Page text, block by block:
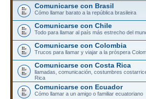
Comunicarse con Brasil
Cómo llamar barato a la república brasileira
Comunicarse con Chile
Todo para llamar al país más estrecho del
Comunicarse con Colombia
Trucos para llamar y viajar a la próspera
Comunicarse con Costa Rica
llamadas, comunicación, costumbres
Rica
Comunicarse con Ecuador
Cómo llamar a un amigo o familiar ecuatoriano